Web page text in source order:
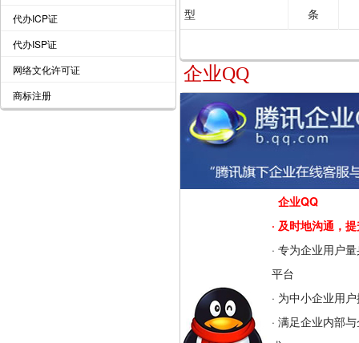
代办ICP证
代办ISP证
网络文化许可证
商标注册
型
条
企业QQ
企业QQ
· 及时地沟通，
· 专为企业用户
平台
· 为中小企业用
· 满足企业内部